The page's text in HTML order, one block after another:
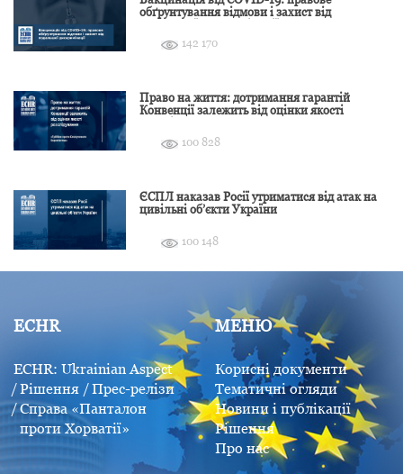
обґрунтування відмови і захист від
142 170
Право на життя: дотримання гарантій
Конвенції залежить від оцінки якості
100 828
ЄСПЛ наказав Росії утриматися від атак на
цивільні об’єкти України
100 148
ECHR
ECHR: Ukrainian Aspect
Рішення
Прес-релізи
Справа «Панталон
проти Хорватії»
МЕНЮ
Корисні документи
Тематичні огляди
Новини і публікації
Рішення
Про нас